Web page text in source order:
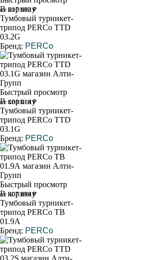
В корзину
от 217 602 ₽
Тумбовый турникет-
трипод PERCo TTD
03.2G
Бренд: PERCo
Быстрый просмотр
В корзину
от 188 014 ₽
Тумбовый турникет-
трипод PERCo TTD
03.1G
Бренд: PERCo
Быстрый просмотр
В корзину
от 307 894 ₽
Тумбовый турникет-
трипод PERCo ТВ
01.9А
Бренд: PERCo